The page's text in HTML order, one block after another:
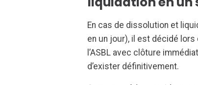
En cas de dissolution et
en un jour), il est décidé
l’ASBL avec clôture
d’exister définitivement.